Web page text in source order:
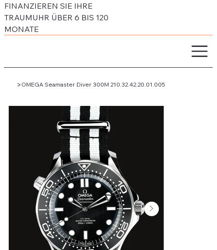
FINANZIEREN SIE IHRE
TRAUMUHR ÜBER 6 BIS 120
MONATE
> OMEGA Seamaster Diver 300M 210.32.42.20.01.005